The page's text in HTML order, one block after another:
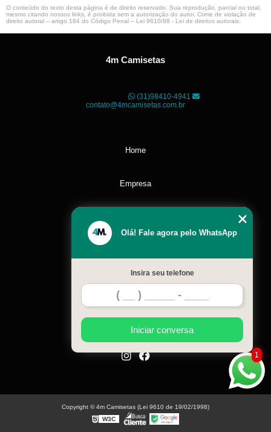
O conteúdo do texto desta página é de direito reservado. Sua reprodução, parcial ou total,
mesmo citando nossos links, é proibida sem a autorização do autor. Crime de violação de
direito autoral – artigo 184 do Código Penal – Lei 9610/98 - Lei de direitos autorais
4m Camisetas
(31)98410-4941
contato@4mcamisetas.com.br
Home
Empresa
Contato
Mapa do site
1
Olá! Fale agora pelo WhatsApp
Insira seu telefone
Iniciar conversa
Copyright © 4m Camisetas (Lei 9610 de 19/02/1998)
W3C